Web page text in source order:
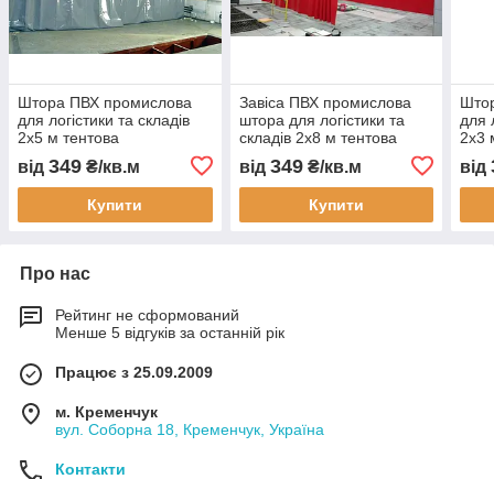
Штора ПВХ промислова
для логістики та складів
2x5 м тентова
перегородка для складу
цеху автомийки
водонепроникна під
замовлення
від 349 ₴/кв.м
Купити
Завіса ПВХ промислова
штора для логістики та
складів 2x8 м тентова
водонепроникна Тенти
України
від 349₴/кв.м
Купити
для
2x3
від
Про нас
Рейтинг не сформований
Менше 5 відгуків за останній рік
Працює з 25.09.2009
м. Кременчук
вул. Соборна 18, Кременчук, Україна
Контакти